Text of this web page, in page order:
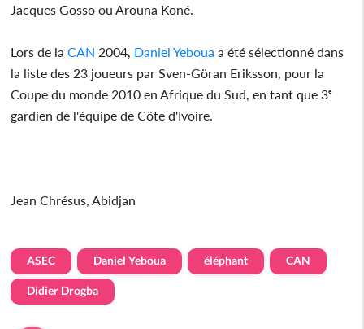
Jacques Gosso ou Arouna Koné.
Lors de laCAN 2004, Daniel Yeboua a été sélectionné dans
la liste des 23 joueurs par Sven-Göran Eriksson, pour la
Coupe du monde 2010 en Afrique du Sud, en tant que 3ᵉ
gardien de l'équipe de Côte d'Ivoire.
Jean Chrésus, Abidjan
ASEC Daniel Yeboua éléphant CAN
Didier Drogba